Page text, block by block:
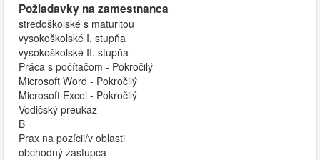
Požiadavky na zamestnanca
stredoškolské s maturitou
vysokoškolské I. stupňa
vysokoškolské II. stupňa
Práca s počítačom - Pokročilý
Microsoft Word - Pokročilý
Microsoft Excel - Pokročilý
Vodičský preukaz
B
Prax na pozícii/v oblasti
obchodný zástupca